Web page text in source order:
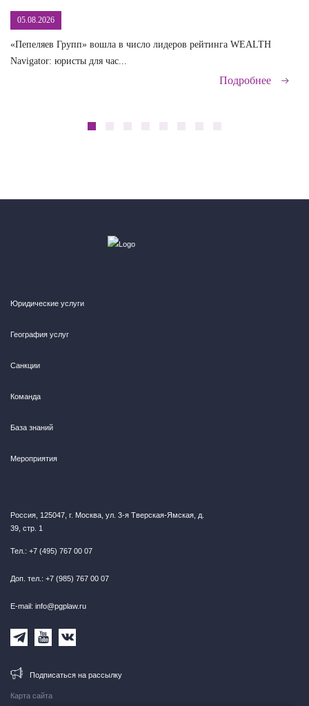
05.08.2026
«Пепеляев Групп» вошла в число лидеров рейтинга WEALTH
Navigator: юристы для час...
Подробнее
Карта сайта
Юридические услуги
География услуг
Санкции
Команда
База знаний
Мероприятия
Россия, 125047, г. Москва, ул. 3-я Тверская-Ямская, д.
39, стр. 1
Тел.: +7 (495) 767 00 07
Доп. тел.: +7 (985) 767 00 07
E-mail: info@pgplaw.ru
Подписаться на рассылку